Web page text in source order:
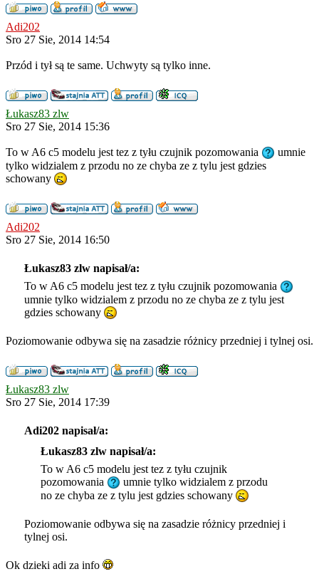
Adi202
Sro 27 Sie, 2014 14:54
Przód i tył są te same. Uchwyty są tylko inne.
Łukasz83 zlw
Sro 27 Sie, 2014 15:36
To w A6 c5 modelu jest tez z tyłu czujnik pozomowania
umnie
tylko widzialem z przodu no ze chyba ze z tylu jest gdzies
schowany
Adi202
Sro 27 Sie, 2014 16:50
Łukasz83 zlw napisał/a:
To w A6 c5 modelu jest tez z tyłu czujnik pozomowania
umnie tylko widzialem z przodu no ze chyba ze z tylu jest
gdzies schowany
Poziomowanie odbywa się na zasadzie różnicy przedniej i tylnej osi.
Łukasz83 zlw
Sro 27 Sie, 2014 17:39
Adi202 napisał/a:
Łukasz83 zlw napisał/a:
To w A6 c5 modelu jest tez z tyłu czujnik
pozomowania
umnie tylko widzialem z przodu
no ze chyba ze z tylu jest gdzies schowany
Poziomowanie odbywa się na zasadzie różnicy przedniej i
tylnej osi.
Ok dzieki adi za info